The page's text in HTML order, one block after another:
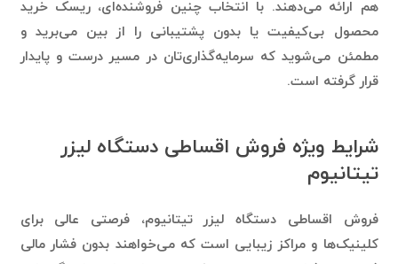
محصول بی‌کیفیت یا بدون پشتیبانی را از بین می‌برید و
مطمئن می‌شوید که سرمایه‌گذاری‌تان در مسیر درست و پایدار
قرار گرفته است.
تیتانیوم
کلینیک‌ها و مراکز زیبایی است که می‌خواهند بدون فشار مالی
فوری به فناوری روز مجهز شوند. بسیاری از نمایندگی‌ها و